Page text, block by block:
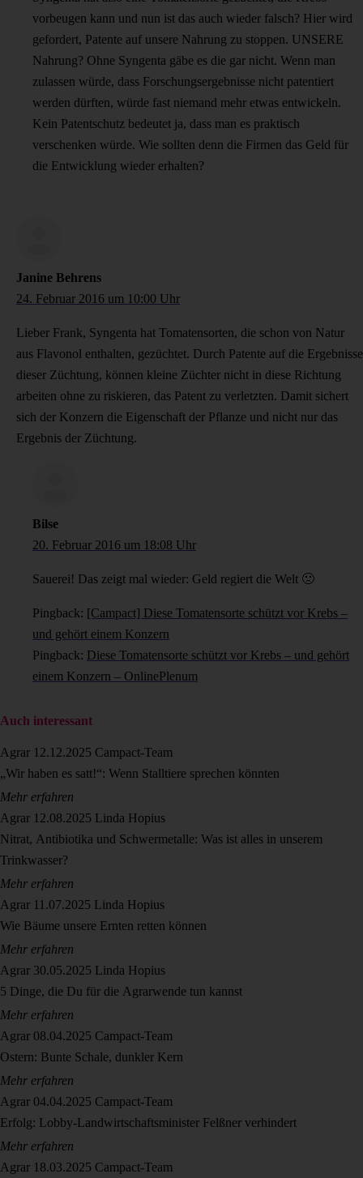
vorbeugen kann und nun ist das auch wieder falsch? Hier wird
gefordert, Patente auf unsere Nahrung zu stoppen. UNSERE
Nahrung? Ohne Syngenta gäbe es die gar nicht. Wenn man
zulassen würde, dass Forschungsergebnisse nicht patentiert
werden dürften, würde fast niemand mehr etwas entwickeln.
Kein Patentschutz bedeutet ja, dass man es praktisch
verschenken würde. Wie sollten denn die Firmen das Geld für
die Entwicklung wieder erhalten?
Janine Behrens
24. Februar 2016 um 10:00 Uhr
Lieber Frank, Syngenta hat Tomatensorten, die schon von Natur
aus Flavonol enthalten, gezüchtet. Durch Patente auf die Ergebnisse
dieser Züchtung, können kleine Züchter nicht in diese Richtung
arbeiten ohne zu riskieren, das Patent zu verletzten. Damit sichert
sich der Konzern die Eigenschaft der Pflanze und nicht nur das
Ergebnis der Züchtung.
Bilse
20. Februar 2016 um 18:08 Uhr
Sauerei! Das zeigt mal wieder: Geld regiert die Welt 🙁
Pingback: [Campact] Diese Tomatensorte schützt vor Krebs –
und gehört einem Konzern
Pingback: Diese Tomatensorte schützt vor Krebs – und gehört
einem Konzern – OnlinePlenum
Auch interessant
Agrar 12.12.2025 Campact-Team
„Wir haben es satt!“: Wenn Stalltiere sprechen könnten
Mehr erfahren
Agrar 12.08.2025 Linda Hopius
Nitrat, Antibiotika und Schwermetalle: Was ist alles in unserem
Trinkwasser?
Mehr erfahren
Agrar 11.07.2025 Linda Hopius
Wie Bäume unsere Ernten retten können
Mehr erfahren
Agrar 30.05.2025 Linda Hopius
5 Dinge, die Du für die Agrarwende tun kannst
Mehr erfahren
Agrar 08.04.2025 Campact-Team
Ostern: Bunte Schale, dunkler Kern
Mehr erfahren
Agrar 04.04.2025 Campact-Team
Erfolg: Lobby-Landwirtschaftsminister Felßner verhindert
Mehr erfahren
Agrar 18.03.2025 Campact-Team